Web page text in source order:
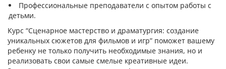
Профессиональные преподаватели с опытом работы с
детьми.
Курс “Сценарное мастерство и драматургия: создание
уникальных сюжетов для фильмов и игр” поможет вашему
ребенку не только получить необходимые знания, но и
реализовать свои самые смелые креативные идеи.